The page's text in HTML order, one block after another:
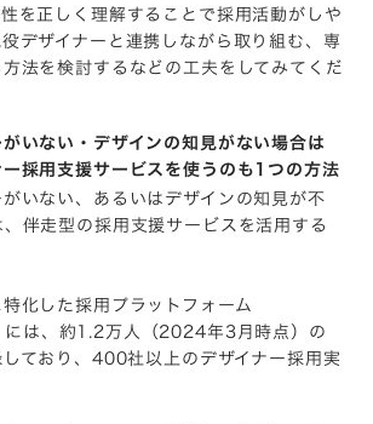
を正しく理解することで採用活動がしや
デザイナーと連携しながら取り組む、専
法を検討するなどの工夫をしてみてくだ
いない・デザインの知見がない場合は
採用支援サービスを使うのも1つの方法
いない、あるいはデザインの知見が不
伴走型の採用支援サービスを活用する
化した採用プラットフォーム
には、約1.2万人（2024年3月時点）の
ており、400社以上のデザイナー採用実